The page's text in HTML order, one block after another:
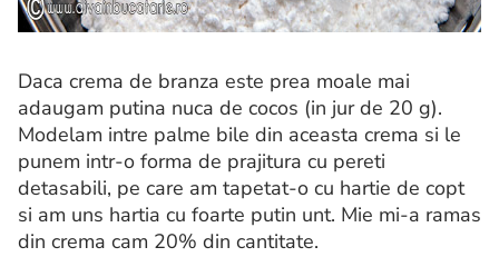
Daca crema de branza este prea moale mai
adaugam putina nuca de cocos (in jur de 20 g).
Modelam intre palme bile din aceasta crema si le
punem intr-o forma de prajitura cu pereti
detasabili, pe care am tapetat-o cu hartie de copt
si am uns hartia cu foarte putin unt. Mie mi-a ramas
din crema cam 20% din cantitate.